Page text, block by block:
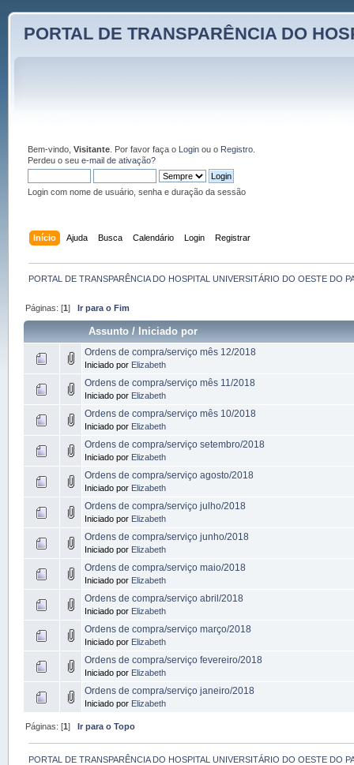
PORTAL DE TRANSPARÊNCIA DO
Bem-vindo, Visitante. Por favor faça o Loginou o Registro.
Perdeu o seu e-mail de ativação?
Login com nome de usuário, senha e duração da sessão
Início Ajuda Busca Calendário Login Registrar
PORTAL DE TRANSPARÊNCIA DO HOSPITAL UNIVERSITÁRIO DO OESTE DO
Páginas: [1]Ir para o Fim
Assunto/ Iniciado por
Ordens de compra/serviço mês 12/2018
Iniciado por Elizabeth
Ordens de compra/serviço mês 11/2018
Iniciado por Elizabeth
Ordens de compra/serviço mês 10/2018
Iniciado por Elizabeth
Ordens de compra/serviço setembro/2018
Iniciado por Elizabeth
Ordens de compra/serviço agosto/2018
Iniciado por Elizabeth
Ordens de compra/serviço julho/2018
Iniciado por Elizabeth
Ordens de compra/serviço junho/2018
Iniciado por Elizabeth
Ordens de compra/serviço maio/2018
Iniciado por Elizabeth
Ordens de compra/serviço abril/2018
Iniciado por Elizabeth
Ordens de compra/serviço março/2018
Iniciado por Elizabeth
Ordens de compra/serviço fevereiro/2018
Iniciado por Elizabeth
Ordens de compra/serviço janeiro/2018
Iniciado por Elizabeth
Páginas: [1]Ir para o Topo
PORTAL DE TRANSPARÊNCIA DO HOSPITAL UNIVERSITÁRIO DO OESTE DO